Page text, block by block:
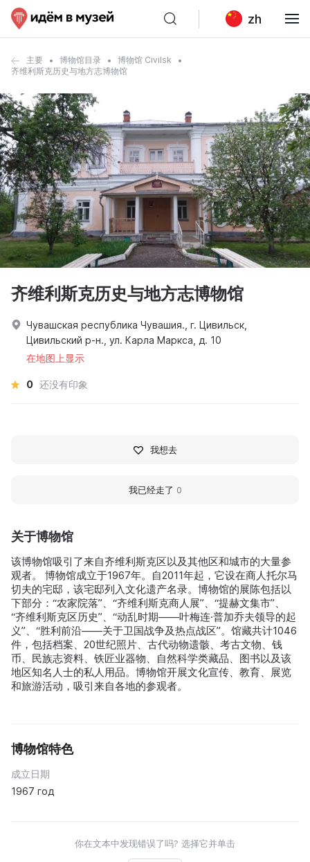
zh
主要 博物馆目录
博物馆 Civilsk
齐维利斯克历史与地方志博物馆
关于博物馆
该博物馆吸引了来自齐维利斯克区以及其他区和城市的大量参
观者。 博物馆成立于1967年。自2011年起，它设在商人托尔马
切夫的宅邸，该宅邸列入文化遗产名录。博物馆的展陈包括以
下部分：“农家院落”、“齐维利斯克商人展”、“提赫文集市”、
“齐维利斯克区历史”、“动乱时期——叶梅连·普加乔夫领导的起
义”、“胜利前沿——关于卫国战争及热点战区”。馆藏共计1046
件，包括档案、20世纪照片、古代动物遗骸、考古文物、钱
币、民族志资料、铁匠业器物、自然科学类藏品、图书以及该
地区知名人士的私人用品。博物馆开展文化宣传、教育、展览
和旅游活动，吸引来自各地的参观者。
博物馆特色
成立日期
1967 год
你在文本中发现错误了吗? 选择它并单击
齐维利斯克历史与地方志博物馆
Чувашская республика Чувашия., г. Цивильск,
Цивильский р-н., ул. Карла Маркса, д. 10
在地图上显示
0 还没有印象
我想去
我已经走了 0